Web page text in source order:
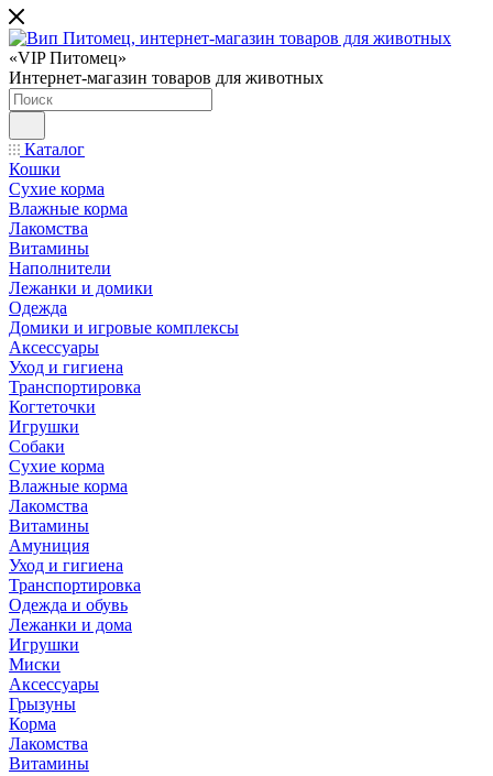
«VIP Питомец»
Интернет-магазин товаров для животных
Каталог
Кошки
Сухие корма
Влажные корма
Лакомства
Витамины
Наполнители
Лежанки и домики
Одежда
Домики и игровые комплексы
Аксессуары
Уход и гигиена
Транспортировка
Когтеточки
Игрушки
Собаки
Сухие корма
Влажные корма
Лакомства
Витамины
Амуниция
Уход и гигиена
Транспортировка
Одежда и обувь
Лежанки и дома
Игрушки
Миски
Аксессуары
Грызуны
Корма
Лакомства
Витамины